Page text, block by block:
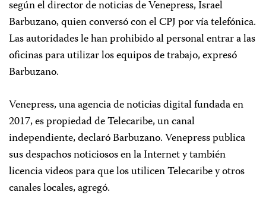
según el director de noticias de Venepress, Israel
Barbuzano, quien conversó con el CPJ por vía telefónica.
Las autoridades le han prohibido al personal entrar a las
oficinas para utilizar los equipos de trabajo, expresó
Barbuzano.
Venepress, una agencia de noticias digital fundada en
2017, es propiedad de Telecaribe, un canal
independiente, declaró Barbuzano. Venepress publica
sus despachos noticiosos en la Internet y también
licencia videos para que los utilicen Telecaribe y otros
canales locales, agregó.